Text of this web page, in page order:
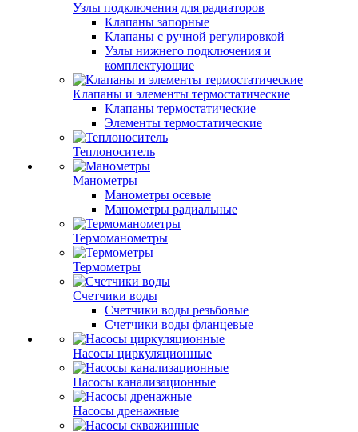
Узлы подключения для радиаторов
Клапаны запорные
Клапаны с ручной регулировкой
Узлы нижнего подключения и
комплектующие
Клапаны и элементы термостатические
Клапаны термостатические
Элементы термостатические
Теплоноситель
Манометры
Манометры осевые
Манометры радиальные
Термоманометры
Термометры
Счетчики воды
Счетчики воды резьбовые
Счетчики воды фланцевые
Насосы циркуляционные
Насосы канализационные
Насосы дренажные